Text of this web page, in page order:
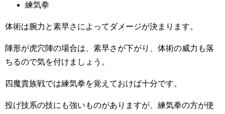
練気拳
体術は腕力と素早さによってダメージが決まります。
陣形が虎穴陣の場合は、素早さが下がり、体術の威力も落
ちるので気を付けましょう。
四魔貴族戦では練気拳を覚えておけば十分です。
投げ技系の技にも強いものがありますが、練気拳の方が使